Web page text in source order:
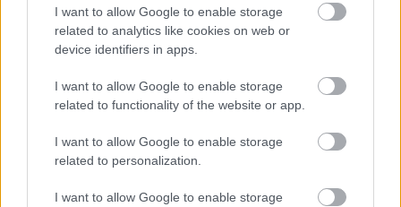
I want to allow Google to enable storage
related to analytics like cookies on web or
device identifiers in apps.
I want to allow Google to enable storage
related to functionality of the website or app.
I want to allow Google to enable storage
related to personalization.
I want to allow Google to enable storage
testőrsége már csupa skandináv harcosból állt,
akiket ezüsttel és privilégiumokkal vásároltak meg.
A varégok legalább két alaklommal harcoltak a
viking korban megtámadták Bizáncot. Így azután a
dél felé hajózó viking konvojok egyszerre voltak
együtt járt és az egyes flották esetén lehetetlen volt
megjósolni, hogy melyik percben válnak a